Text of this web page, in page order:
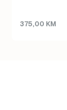
375,00 KM